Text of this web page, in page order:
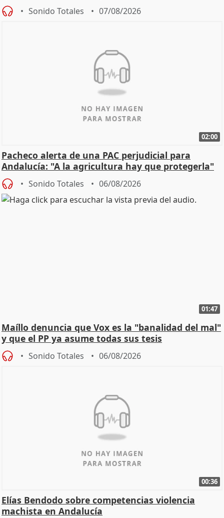
Sonido Totales 07/08/2026
02:00
Pacheco alerta de una PAC perjudicial para
Andalucía: "A la agricultura hay que protegerla"
Sonido Totales 06/08/2026
01:47
Maíllo denuncia que Vox es la "banalidad del mal"
y que el PP ya asume todas sus tesis
Sonido Totales 06/08/2026
00:36
Elías Bendodo sobre competencias violencia
machista en Andalucía